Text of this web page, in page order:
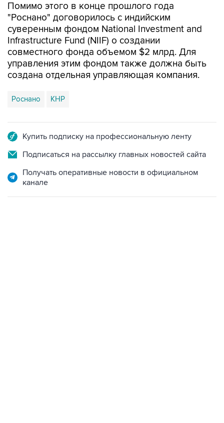
Помимо этого в конце прошлого года
"Роснано" договорилось с индийским
суверенным фондом National Investment and
Infrastructure Fund (NIIF) о создании
совместного фонда объемом $2 млрд. Для
управления этим фондом также должна быть
создана отдельная управляющая компания.
Роснано КНР
Купить подписку на профессиональную ленту
Подписаться на рассылку главных новостей сайта
Получать оперативные новости в официальном
канале